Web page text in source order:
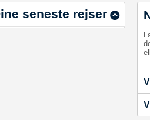
seneste rejser